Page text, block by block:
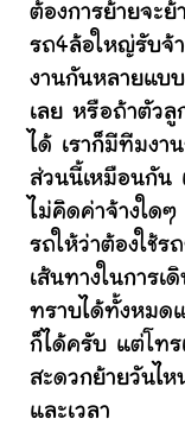
ต้องการย้ายจะ
รถ4ล้อใหญ่รับจ้า
งานกันหลายแบ
เลย หรือถ้าตัวลู
ได้ เราก็มีทีมงา
ส่วนนี้เหมือนกัน
ไม่คิดค่าจ้างใดๆ
รถให้ว่าต้องใช้ร
เส้นทางในการเ
ทราบได้ทั้งหมด
ก็ได้ครับ แต่โทร
สะดวกย้ายวันไ
และเวลา